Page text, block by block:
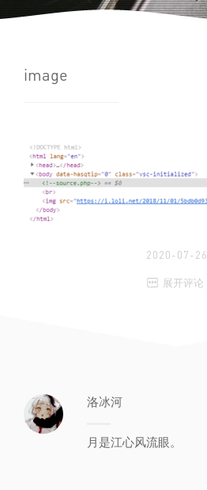
image
2020-07-26
 展开评论
洛冰河
月是江心风流眼。